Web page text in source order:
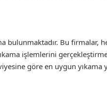
bulunmaktadır. Bu firmalar,
işlemlerini
göre en uygun